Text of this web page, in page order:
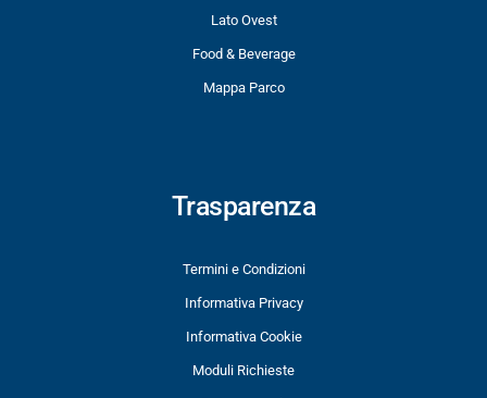
Lato Ovest
Food & Beverage
Mappa Parco
Trasparenza
Termini e Condizioni
Informativa Privacy
Informativa Cookie
Moduli Richieste